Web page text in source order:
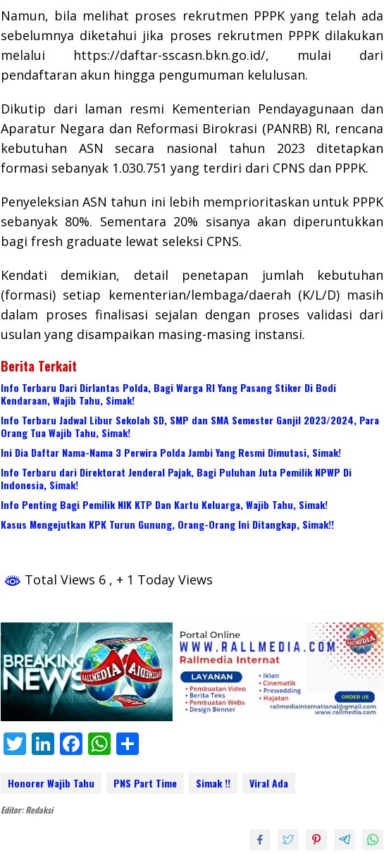
Namun, bila melihat proses rekrutmen PPPK yang telah ada
sebelumnya diketahui jika proses rekrutmen PPPK dilakukan
melalui https://daftar-sscasn.bkn.go.id/, mulai dari
pendaftaran akun hingga pengumuman kelulusan.
Dikutip dari laman resmi Kementerian Pendayagunaan dan
Aparatur Negara dan Reformasi Birokrasi (PANRB) RI, rencana
kebutuhan ASN secara nasional tahun 2023 ditetapkan
formasi sebanyak 1.030.751 yang terdiri dari CPNS dan PPPK.
Penyeleksian ASN tahun ini lebih memprioritaskan untuk PPPK
sebanyak 80%. Sementara 20% sisanya akan diperuntukkan
bagi fresh graduate lewat seleksi CPNS.
Kendati demikian, detail penetapan jumlah kebutuhan
(formasi) setiap kementerian/lembaga/daerah (K/L/D) masih
dalam proses finalisasi sejalan dengan proses validasi dari
usulan yang disampaikan masing-masing instansi.
Berita Terkait
Info Terbaru Dari Dirlantas Polda, Bagi Warga RI Yang Pasang Stiker Di Bodi
Kendaraan, Wajib Tahu, Simak!
Info Terbaru Jadwal Libur Sekolah SD, SMP dan SMA Semester Ganjil 2023/2024, Para
Orang Tua Wajib Tahu, Simak!
Ini Dia Daftar Nama-Nama 3 Perwira Polda Jambi Yang Resmi Dimutasi, Simak!
Info Terbaru dari Direktorat Jenderal Pajak, Bagi Puluhan Juta Pemilik NPWP Di
Indonesia, Simak!
Info Penting Bagi Pemilik NIK KTP Dan Kartu Keluarga, Wajib Tahu, Simak!
Kasus Mengejutkan KPK Turun Gunung, Orang-Orang Ini Ditangkap, Simak!!
Total Views 6 , + 1 Today Views
T
itt
er
Li
k
F
e
W
at ar
Honorer Wajib Tahu PNS Part Time Simak !! Viral Ada
Editor: Redaksi